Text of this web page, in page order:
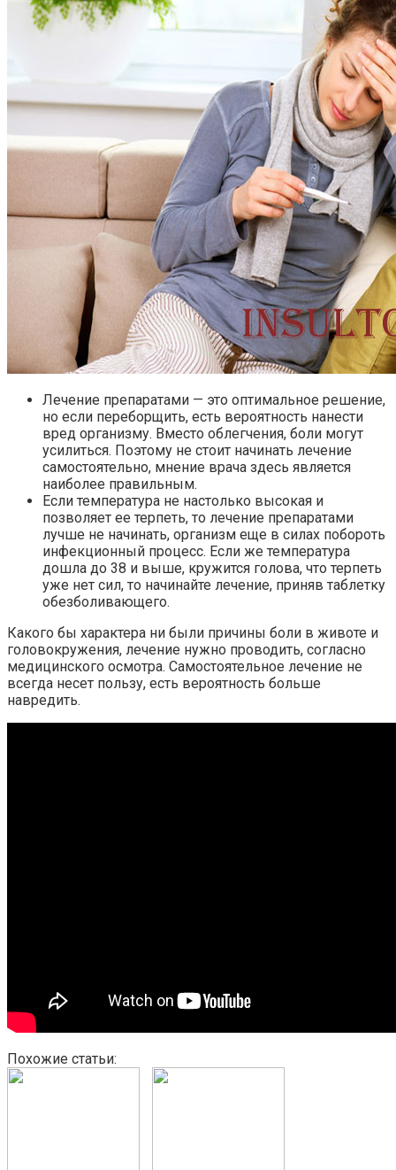
Лечение препаратами — это оптимальное решение,
но если переборщить, есть вероятность нанести
вред организму. Вместо облегчения, боли могут
усилиться. Поэтому не стоит начинать лечение
самостоятельно, мнение врача здесь является
наиболее правильным.
Если температура не настолько высокая и
позволяет ее терпеть, то лечение препаратами
лучше не начинать, организм еще в силах побороть
инфекционный процесс. Если же температура
дошла до 38 и выше, кружится голова, что терпеть
уже нет сил, то начинайте лечение, приняв таблетку
обезболивающего.
Какого бы характера ни были причины боли в животе и
головокружения, лечение нужно проводить, согласно
медицинского осмотра. Самостоятельное лечение не
всегда несет пользу, есть вероятность больше
навредить.
Похожие статьи: